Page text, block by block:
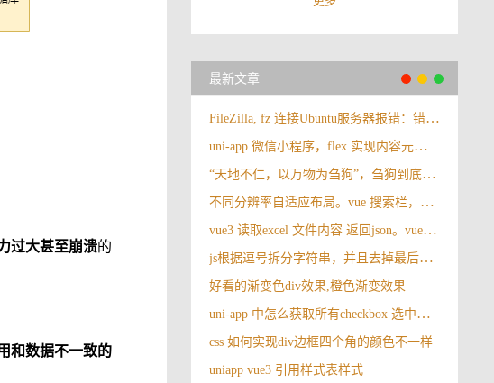
过大甚至崩溃的
和数据不一致的
最新文章
FileZilla, fz 连接Ubuntu服务器报错：错误: 无法和 SFTP 服务器建立 FTP 连接，请选择合适的协议。
uni-app 微信小程序，flex 实现内容元素垂直与水平居中
“天地不仁，以万物为刍狗”，刍狗到底是啥？很多人都理解错了
不同分辨率自适应布局。vue 搜索栏，操作按钮自适应布局
vue3 读取excel 文件内容 返回json。vue3 导入excel
js根据逗号拆分字符串，并且去掉最后一个逗号
好看的渐变色div效果,橙色渐变效果
uni-app 中怎么获取所有checkbox 选中的值
css 如何实现div边框四个角的颜色不一样
uniapp vue3 引用样式表样式